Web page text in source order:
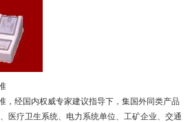
经国内权威专家建议指导下，集国外同类产品
医疗卫生系统、电力系统单位、工矿企业、交通